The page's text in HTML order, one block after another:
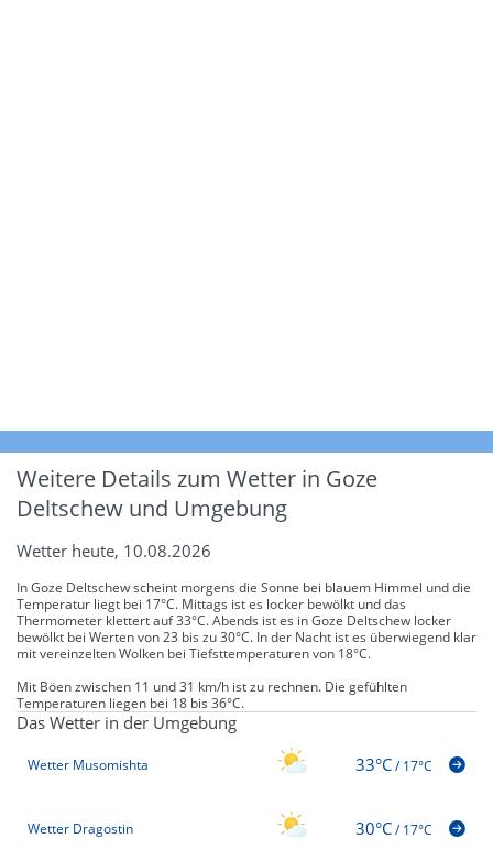
Weitere Details zum Wetter in Goze
Deltschew und Umgebung
Wetter heute, 10.08.2026
In Goze Deltschew scheint morgens die Sonne bei blauem Himmel und die
Temperatur liegt bei 17°C. Mittags ist es locker bewölkt und das
Thermometer klettert auf 33°C. Abends ist es in Goze Deltschew locker
bewölkt bei Werten von 23 bis zu 30°C. In der Nacht ist es überwiegend klar
mit vereinzelten Wolken bei Tiefsttemperaturen von 18°C.
Mit Böen zwischen 11 und 31 km/h ist zu rechnen. Die gefühlten
Temperaturen liegen bei 18 bis 36°C.
Das Wetter in der Umgebung
Wetter Musomishta 33°C/17°C
Wetter Dragostin 30°C/17°C